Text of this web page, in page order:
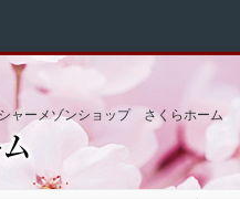
ャーメゾンショップ さくらホーム